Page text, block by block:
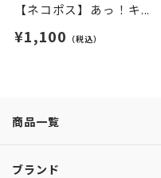
【ネコポス】あっ！キ...
¥1,100 （税込）
商品一覧
ブランド